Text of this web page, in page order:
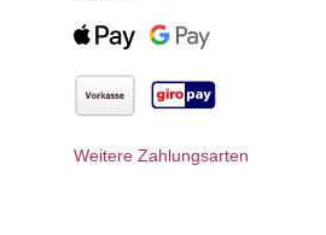
Weitere Zahlungsarten